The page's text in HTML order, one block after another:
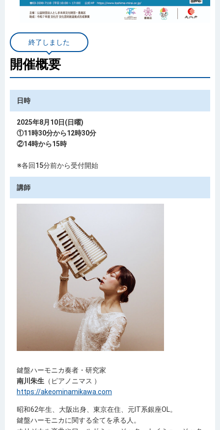
終了しました
開催概要
日時
2025年8月10日(日曜)
①11時30分から12時30分
②14時から15時
※各回15分前から受付開始
講師
鍵盤ハーモニカ奏者・研究家
南川朱生 （ピアノニマス ）
https://akeominamikawa.com
昭和62年生、大阪出身、東京在住、元 IT系銀座OL。
鍵盤ハーモニカに関する全てを承る人。